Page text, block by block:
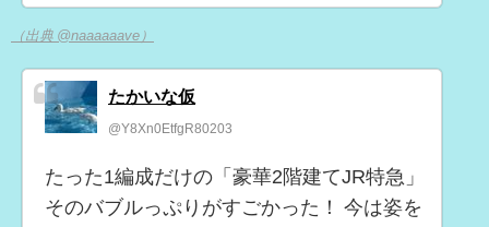
（出典 @naaaaaave）
たかいな仮
@Y8Xn0EtfgR80203
たった1編成だけの「豪華2階建てJR特急」
そのバブルっぷりがすごかった！ 今は姿を